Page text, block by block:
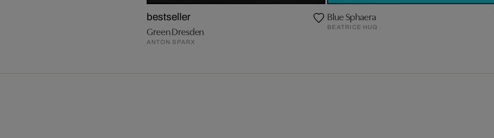
bestseller
Green Dresden
ANTON SPARX
Blue Sphaera
BEATRICE HUG